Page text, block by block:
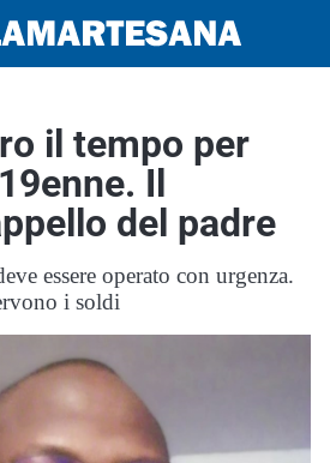
il tempo per
Il
del padre
essere operato con urgenza.
i soldi